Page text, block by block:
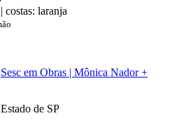
costas: laranja
Sesc em Obras | Mônica Nador +
de SP